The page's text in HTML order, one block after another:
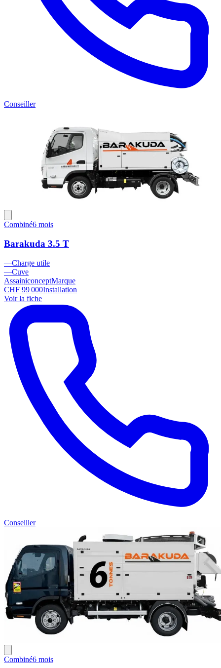
Conseiller
Combiné6 mois
Barakuda 3.5 T
—Charge utile
—Cuve
AssainiconceptMarque
CHF 99 000Installation
Voir la fiche
Conseiller
Combiné6 mois